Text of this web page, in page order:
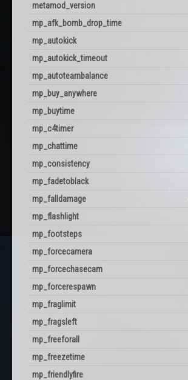
metamod_version
mp_afk_bomb_drop_time
mp_autokick
mp_autokick_timeout
mp_autoteambalance
mp_buy_anywhere
mp_buytime
mp_c4timer
mp_chattime
mp_consistency
mp_fadetoblack
mp_falldamage
mp_flashlight
mp_footsteps
mp_forcecamera
mp_forcechasecam
mp_forcerespawn
mp_fraglimit
mp_fragsleft
mp_freeforall
mp_freezetime
mp_friendlyfire